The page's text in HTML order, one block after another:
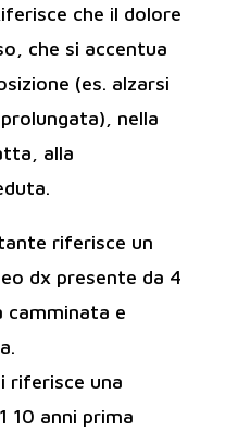
che il dolore
che si accentua
(es. alzarsi
nella
alla
riferisce un
dx presente da 4
camminata e
riferisce una
10 anni prima